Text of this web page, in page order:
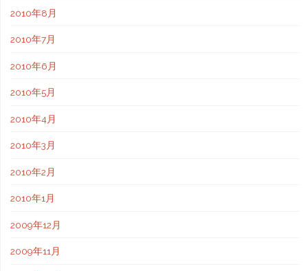
2010年8月
2010年7月
2010年6月
2010年5月
2010年4月
2010年3月
2010年2月
2010年1月
2009年12月
2009年11月